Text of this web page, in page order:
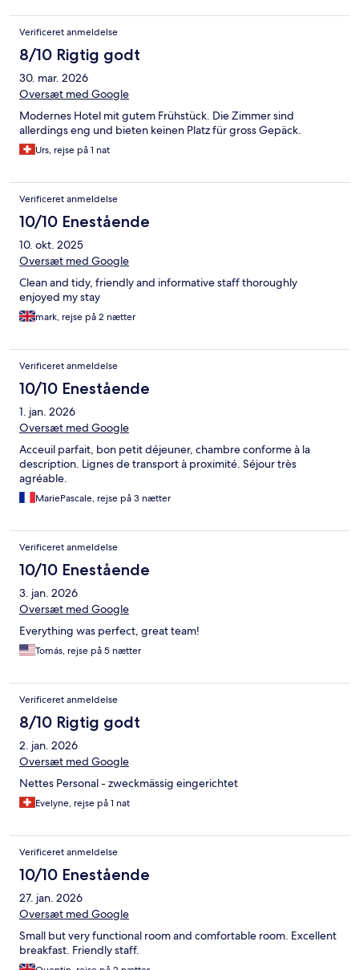
Verificeret anmeldelse
8/10 Rigtig godt
30. mar. 2026
Oversæt med Google
Modernes Hotel mit gutem Frühstück. Die Zimmer sind
allerdings eng und bieten keinen Platz für gross Gepäck.
Urs, rejse på 1 nat
Verificeret anmeldelse
10/10 Enestående
10. okt. 2025
Oversæt med Google
Clean and tidy, friendly and informative staff thoroughly
enjoyed my stay
mark, rejse på 2 nætter
Verificeret anmeldelse
10/10 Enestående
1. jan. 2026
Oversæt med Google
Acceuil parfait, bon petit déjeuner, chambre conforme à la
description. Lignes de transport à proximité. Séjour très
agréable.
MariePascale, rejse på 3 nætter
Verificeret anmeldelse
10/10 Enestående
3. jan. 2026
Oversæt med Google
Everything was perfect, great team!
Tomás, rejse på 5 nætter
Verificeret anmeldelse
8/10 Rigtig godt
2. jan. 2026
Oversæt med Google
Nettes Personal - zweckmässig eingerichtet
Evelyne, rejse på 1 nat
Verificeret anmeldelse
10/10 Enestående
27. jan. 2026
Oversæt med Google
Small but very functional room and comfortable room. Excellent
breakfast. Friendly staff.